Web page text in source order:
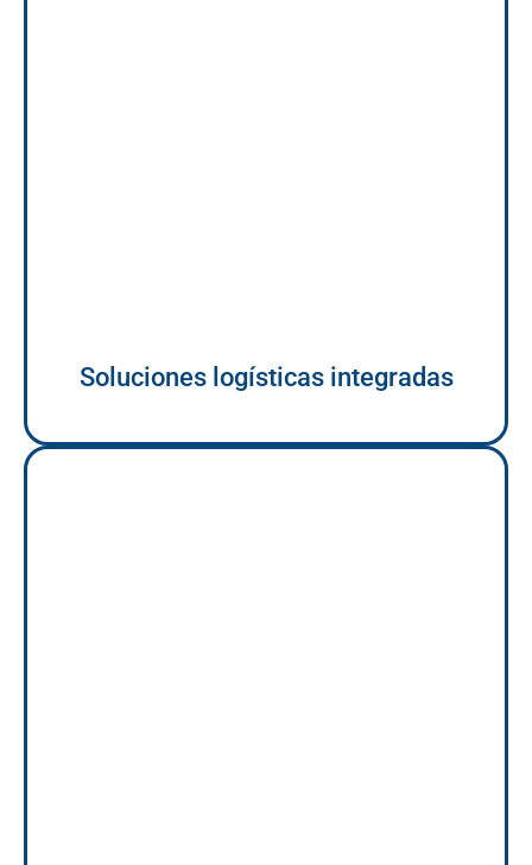
Soluciones logísticas integradas